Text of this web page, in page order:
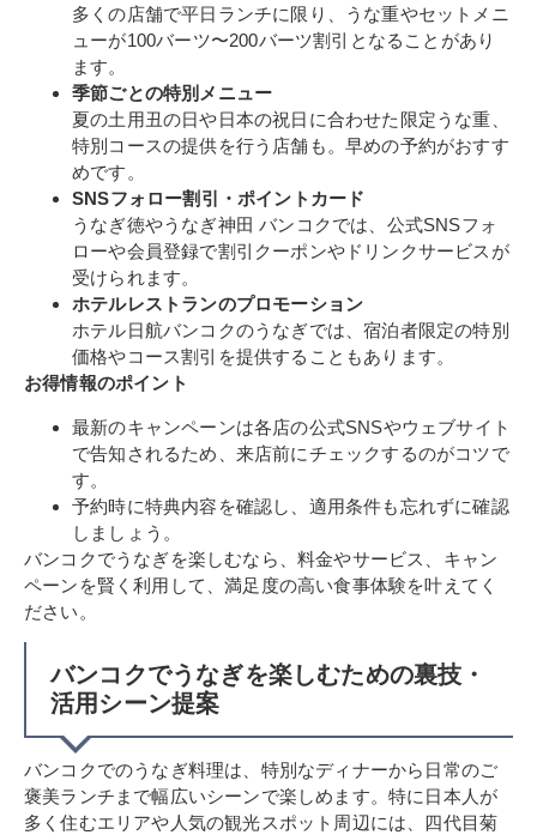
多くの店舗で平日ランチに限り、うな重やセットメニ
ューが100バーツ〜200バーツ割引となることがあり
ます。
季節ごとの特別メニュー
夏の土用丑の日や日本の祝日に合わせた限定うな重、
特別コースの提供を行う店舗も。早めの予約がおすす
めです。
SNSフォロー割引・ポイントカード
うなぎ徳やうなぎ神田 バンコクでは、公式SNSフォ
ローや会員登録で割引クーポンやドリンクサービスが
受けられます。
ホテルレストランのプロモーション
ホテル日航バンコクのうなぎでは、宿泊者限定の特別
価格やコース割引を提供することもあります。
お得情報のポイント
最新のキャンペーンは各店の公式SNSやウェブサイト
で告知されるため、来店前にチェックするのがコツで
す。
予約時に特典内容を確認し、適用条件も忘れずに確認
しましょう。
バンコクでうなぎを楽しむなら、料金やサービス、キャン
ペーンを賢く利用して、満足度の高い食事体験を叶えてく
ださい。
バンコクでうなぎを楽しむための裏技・
活用シーン提案
バンコクでのうなぎ料理は、特別なディナーから日常のご
褒美ランチまで幅広いシーンで楽しめます。特に日本人が
多く住むエリアや人気の観光スポット周辺には、四代目菊